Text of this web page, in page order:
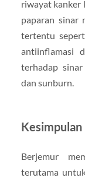
riwayat kanker
paparan sinar
tertentu
antiinflamasi
terhadap
dan sunburn.
Kesimpulan
Berjemur
terutama